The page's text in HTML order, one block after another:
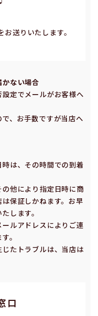
送りいたします。
ない場合
定でメールがお客様へ
、お⼿数ですが当店へ
は、その時間での到着
他により指定⽇時に商
保証しかねます。お早
します。
ルアドレスによりご連
。
たトラブルは、当店は
⼝